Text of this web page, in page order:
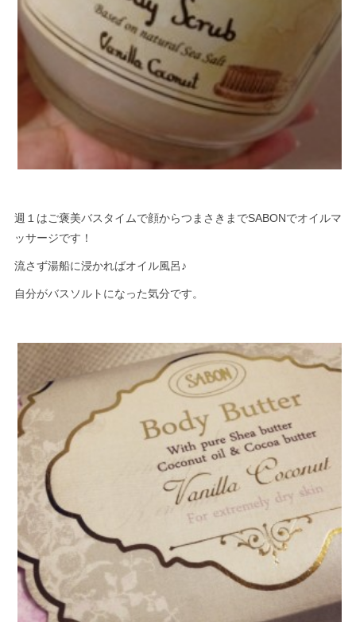
週１はご褒美バスタイムで顔からつまさきまでSABONでオイルマ
ッサージです！
流さず湯船に浸かればオイル風呂♪
自分がバスソルトになった気分です。